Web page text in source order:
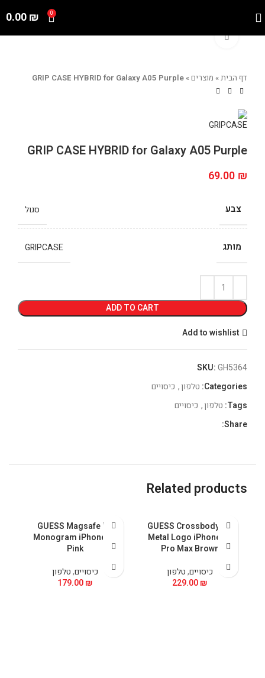
0
0.00₪
Click to enlarge
דף הבית» מוצרים»
GRIP CASE HYBRID for Galaxy A05 Purple
GRIP CASE HYBRID for Galaxy A05 Purple
69.00 ₪
צבע סגול
מותג GRIPCASE
ADD TO CART
Add to wishlist
SKU:GH5364
Categories: טלפון, כיסויים
Tags: טלפון, כיסויים
Share:
Related products
GUESS Crossbody PU
Metal Logo iPhone 15
Pro Max Brown
כיסויים,טלפון
229.00₪
GUESS Magsafe PU
Monogram iPhone 15
Pink
כיסויים,טלפון
179.00₪